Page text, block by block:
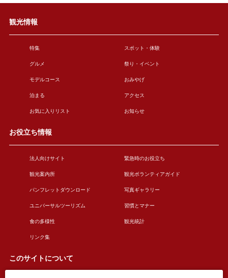
観光情報
特集 スポット・体験
グルメ 祭り・イベント
モデルコース おみやげ
泊まる アクセス
お気に入りリスト お知らせ
お役立ち情報
法人向けサイト 緊急時のお役立ち
観光案内所 観光ボランティアガイド
パンフレットダウンロード 写真ギャラリー
ユニバーサルツーリズム 習慣とマナー
食の多様性 観光統計
リンク集
このサイトについて